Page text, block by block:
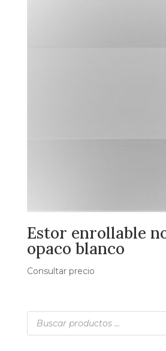
Estor enrollable
opaco blanco
Consultar precio
Búsqueda
productos